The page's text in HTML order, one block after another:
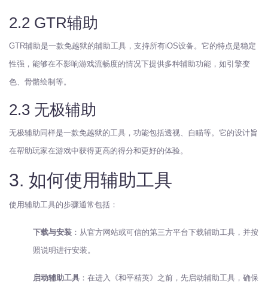
2.2 GTR辅助
GTR辅助是一款免越狱的辅助工具，支持所有iOS设备。它的特点是稳定
性强，能够在不影响游戏流畅度的情况下提供多种辅助功能，如引擎变
色、骨骼绘制等。
2.3 无极辅助
无极辅助同样是一款免越狱的工具，功能包括透视、自瞄等。它的设计旨
在帮助玩家在游戏中获得更高的得分和更好的体验。
3. 如何使用辅助工具
使用辅助工具的步骤通常包括：
下载与安装 ：从官方网站或可信的第三方平台下载辅助工具，并按
照说明进行安装。
启动辅助工具 ：在进入《和平精英》之前，先启动辅助工具，确保